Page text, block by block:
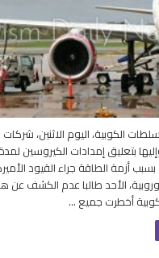
لمدة
شهر
بسبب
أزمة
الطاقة
مغلقة
الكوبية، اليوم الاثنين، شركات
بتعليق إمدادات الكيروسين
أزمة الطاقة جراء القيود
الأحد طالبا عدم الكشف عن
أخطرت جميع …